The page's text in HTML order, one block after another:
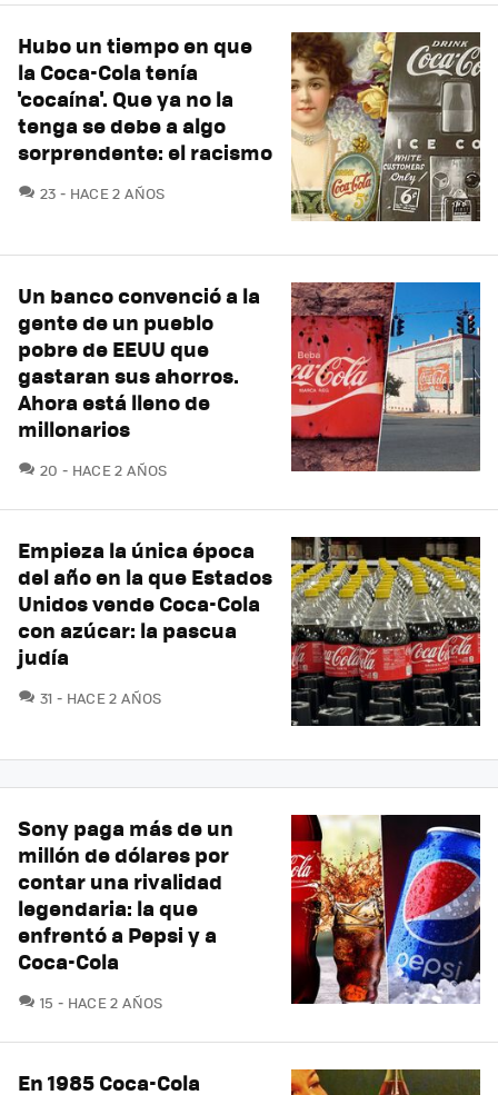
Hubo un tiempo en que
la Coca-Cola tenía
'cocaína'. Que ya no la
tenga se debe a algo
sorprendente: el racismo
23 COMENTARIOS
HACE 2 AÑOS
Un banco convenció a la
gente de un pueblo
pobre de EEUU que
gastaran sus ahorros.
Ahora está lleno de
millonarios
20 COMENTARIOS
HACE 2 AÑOS
Empieza la única época
del año en la que Estados
Unidos vende Coca-Cola
con azúcar: la pascua
judía
31 COMENTARIOS
HACE 2 AÑOS
Sony paga más de un
millón de dólares por
contar una rivalidad
legendaria: la que
enfrentó a Pepsi y a
Coca-Cola
15 COMENTARIOS
HACE 2 AÑOS
En 1985 Coca-Cola